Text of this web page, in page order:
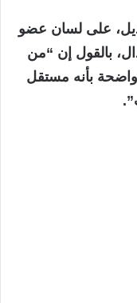
على لسان عضو
بالقول إن “من
بأنه مستقل